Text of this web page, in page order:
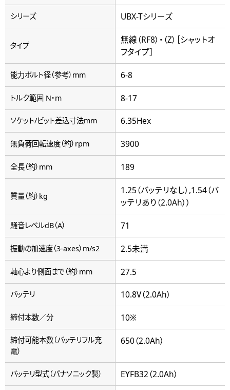
シリーズ UBX-Tシリーズ
タイプ
無線（RF8）・（Z）［シャットオ
フタイプ］
能力ボルト径（参考）mm 6-8
トルク範囲 N・m 8-17
ソケット/ビット差込寸法mm 6.35Hex
無負荷回転速度（約）rpm 3900
全長（約）mm 189
質量（約）kg
1.25（バッテリなし）,1.54（バ
ッテリあり（2.0Ah））
騒音レベルdB（A） 71
振動の加速度（3-axes）m/s2 2.5未満
軸心より側面まで（約）mm 27.5
バッテリ 10.8V（2.0Ah）
締付本数／分 10※
締付可能本数（バッテリフル充
電）
650（2.0Ah）
バッテリ型式（パナソニック製） EYFB32（2.0Ah）